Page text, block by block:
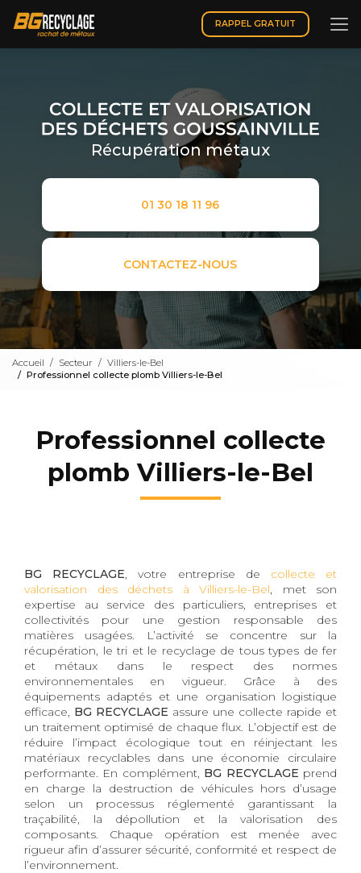
contenu
principal
RAPPEL GRATUIT
Récupération métaux
01 30 18 11 96
CONTACTEZ-NOUS
Accueil Secteur
Villiers-le-Bel
Professionnel collecte plomb Villiers-le-Bel
Professionnel collecte
plomb Villiers-le-Bel
BG RECYCLAGE, votre entreprise de collecte et
valorisation des déchets à Villiers-le-Bel, met son
expertise au service des particuliers, entreprises et
collectivités pour une gestion responsable des
matières usagées. L’activité se concentre sur la
récupération, le tri et le recyclage de tous types de fer
et métaux dans le respect des normes
environnementales en vigueur. Grâce à des
équipements adaptés et une organisation logistique
efficace, BG RECYCLAGE assure une collecte rapide et
un traitement optimisé de chaque flux. L’objectif est de
réduire l’impact écologique tout en réinjectant les
matériaux recyclables dans une économie circulaire
performante. En complément, BG RECYCLAGE prend
en charge la destruction de véhicules hors d’usage
selon un processus réglementé garantissant la
traçabilité, la dépollution et la valorisation des
composants. Chaque opération est menée avec
rigueur afin d’assurer sécurité, conformité et respect de
l’environnement.